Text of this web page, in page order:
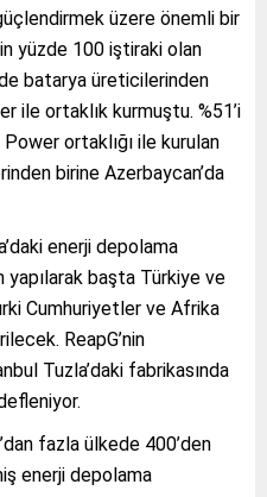
üzere önemli bir
yüzde 100 iştiraki olan
batarya üreticilerinden
ile ortaklık kurmuştu. %51’i
ortaklığı ile kurulan
birine Azerbaycan’da
enerji depolama
başta Türkiye ve
Cumhuriyetler ve Afrika
ReapG’nin
Tuzla’daki fabrikasında
fazla ülkede 400’den
enerji depolama